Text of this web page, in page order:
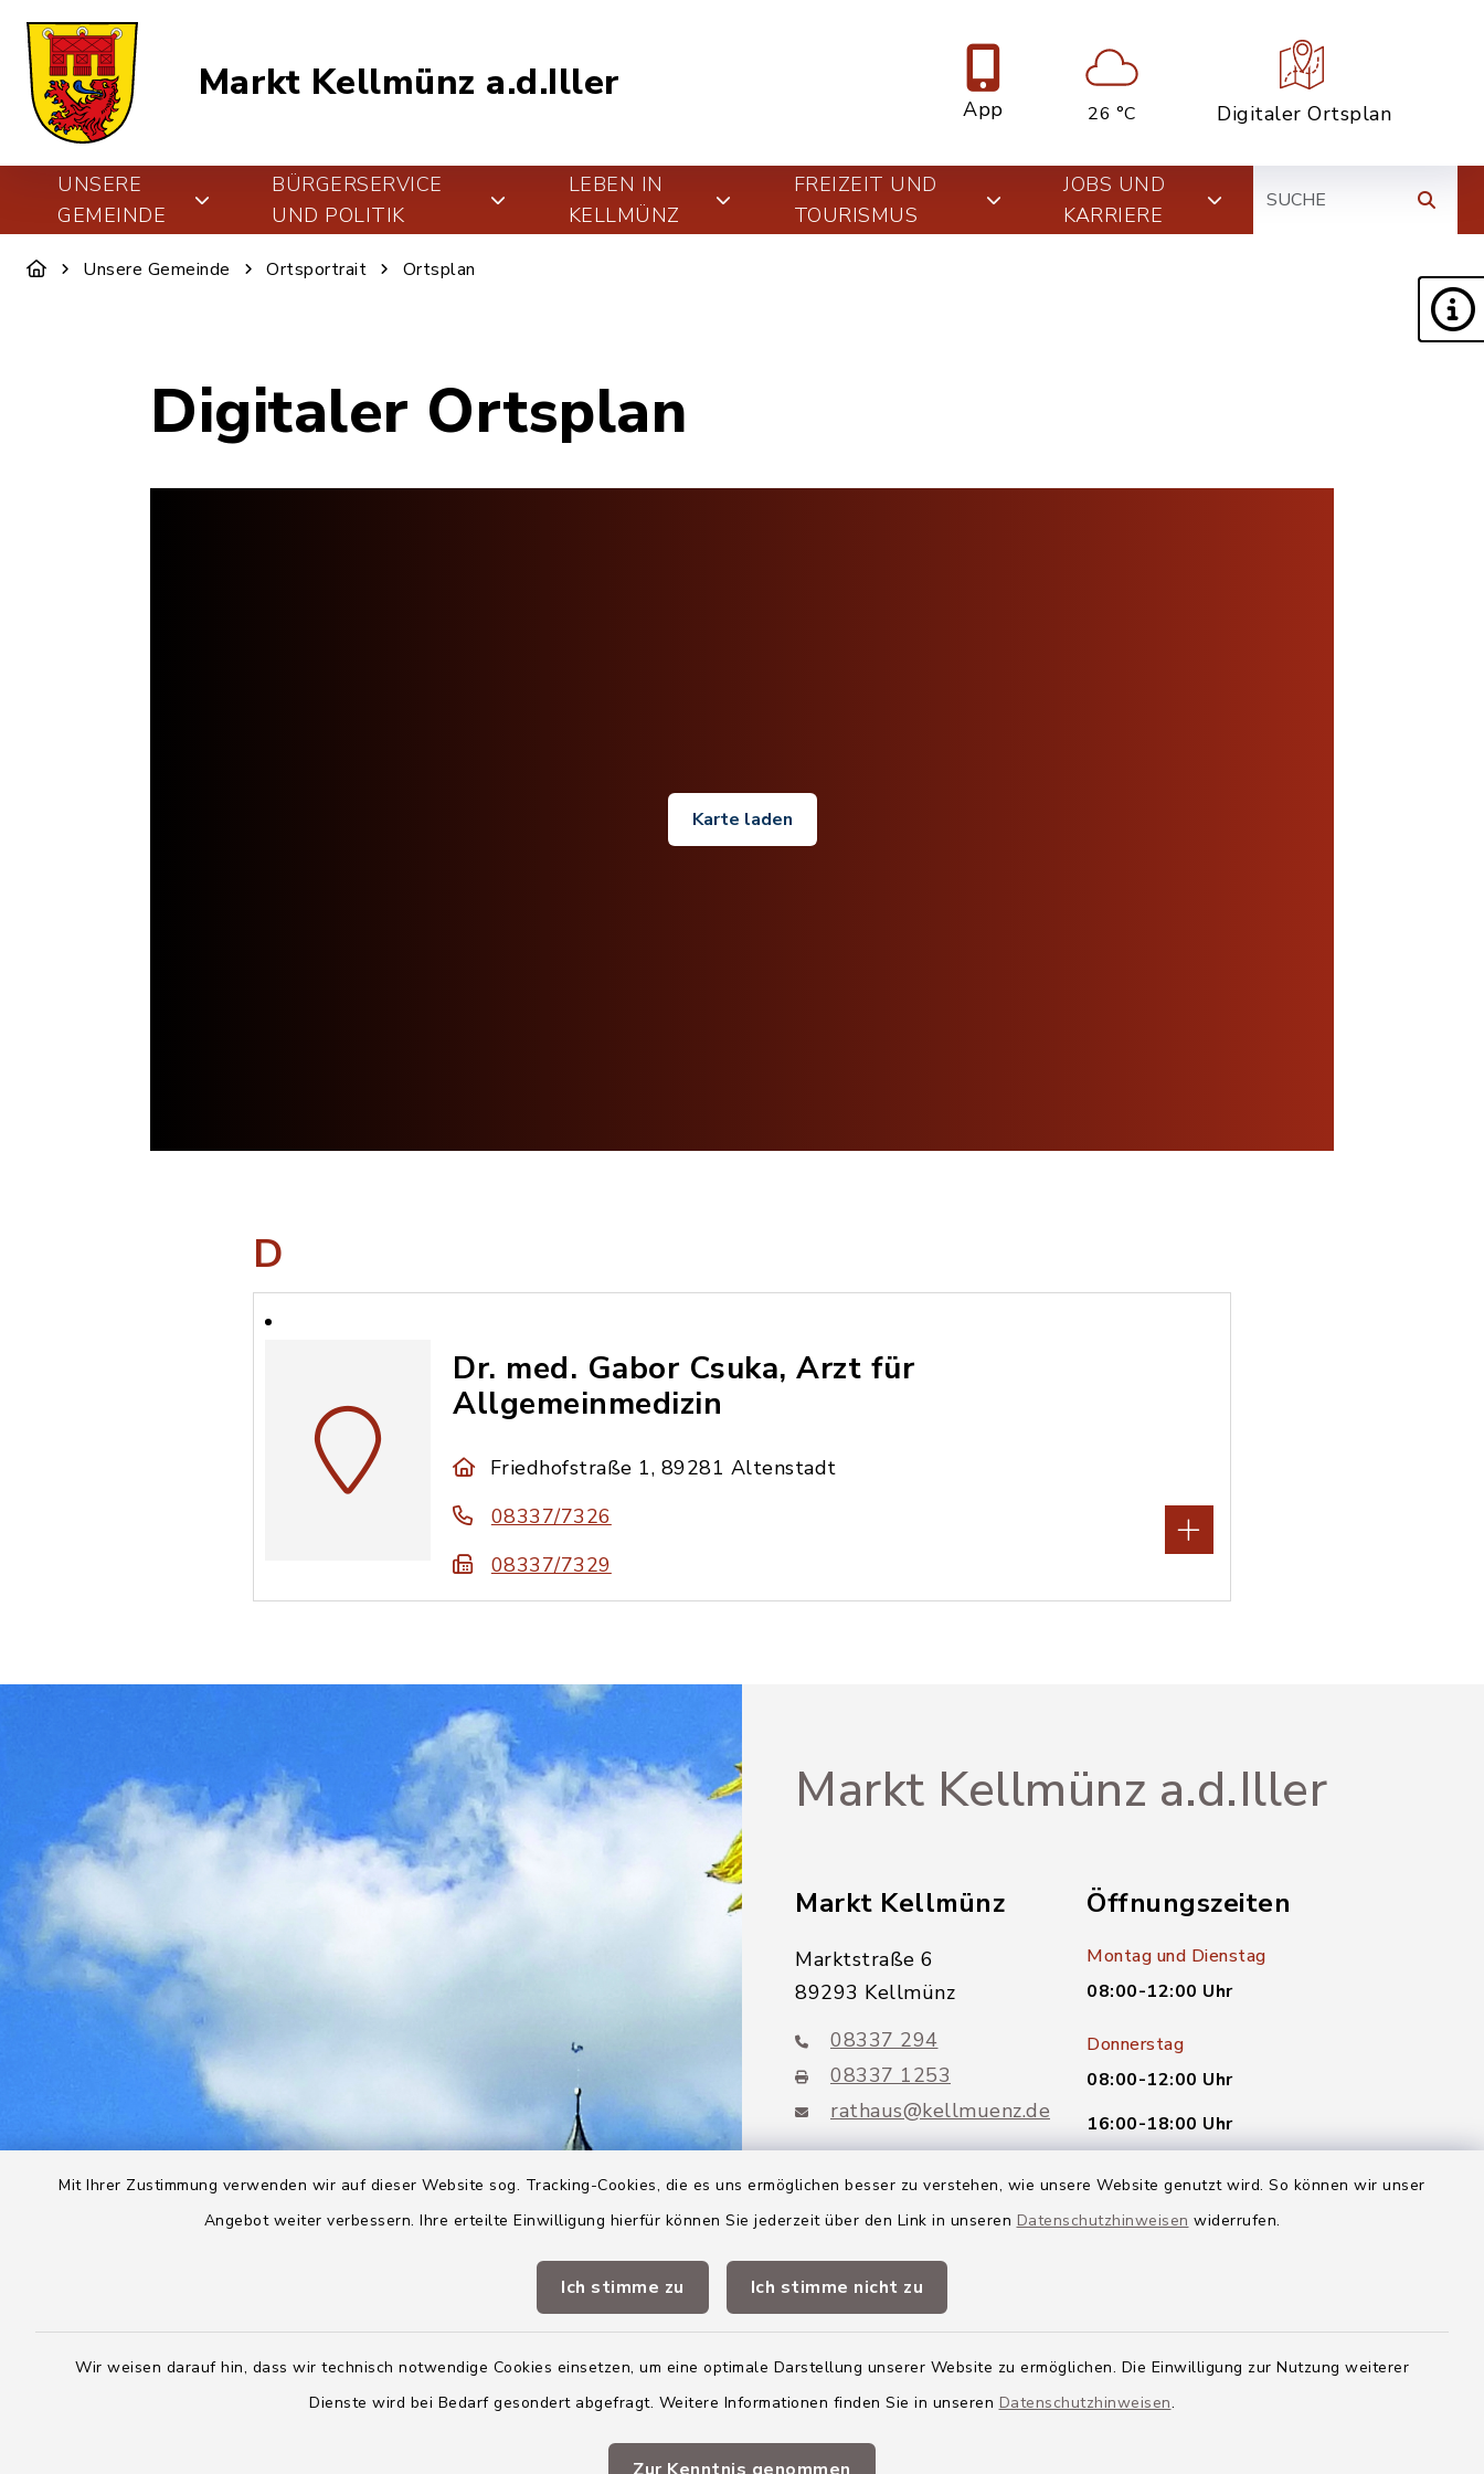
Mit Ihrer Zustimmung verwenden wir auf dieser Website sog. Tracking-Cookies, die es uns ermöglichen besser zu verstehen, wie unsere Website genutzt wird. So können wir unser
Angebot weiter verbessern. Ihre erteilte Einwilligung hierfür können Sie jederzeit über den Link in unseren Datenschutzhinweisen widerrufen.
Ich stimme zu Ich stimme nicht zu
Wir weisen darauf hin, dass wir technisch notwendige Cookies einsetzen, um eine optimale Darstellung unserer Website zu ermöglichen. Die Einwilligung zur Nutzung weiterer
Dienste wird bei Bedarf gesondert abgefragt. Weitere Informationen finden Sie in unseren Datenschutzhinweisen.
Markt Kellmünz a.d.Iller
App 26 °C Digitaler Ortsplan
UNSERE
GEMEINDE
BÜRGERSERVICE
UND POLITIK
LEBEN IN
KELLMÜNZ
FREIZEIT UND
TOURISMUS
JOBS UND
KARRIERE
Unsere Gemeinde Ortsportrait Ortsplan
Digitaler Ortsplan
Karte laden
D
Dr. med. Gabor Csuka, Arzt für
Allgemeinmedizin
Friedhofstraße 1, 89281 Altenstadt
08337/7326
08337/7329
Markt Kellmünz a.d.Iller
Markt Kellmünz
Marktstraße 6
89293 Kellmünz
08337 294
08337 1253
rathaus@kellmuenz.de
Öffnungszeiten
Montag und Dienstag
08:00-12:00 Uhr
Donnerstag
08:00-12:00 Uhr
16:00-18:00 Uhr
Vereinbarung.
Altenstadt
Markt Altenstadt
Markt Kellmünz
Gemeinde Osterberg
VG Altenstadt
Quicklinks